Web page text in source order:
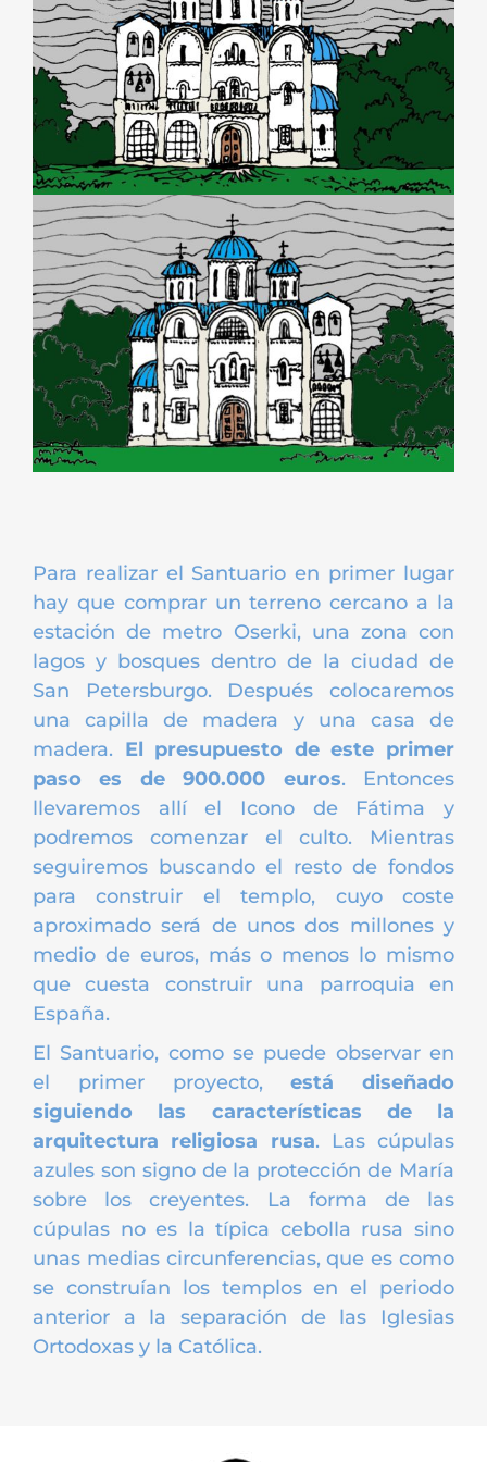
Para realizar el Santuario en primer lugar
hay que comprar un terreno cercano a la
estación de metro Oserki, una zona con
lagos y bosques dentro de la ciudad de
San Petersburgo. Después colocaremos
una capilla de madera y una casa de
madera. El presupuesto de este primer
paso es de 900.000 euros. Entonces
llevaremos allí el Icono de Fátima y
podremos comenzar el culto. Mientras
seguiremos buscando el resto de fondos
para construir el templo, cuyo coste
aproximado será de unos dos millones y
medio de euros, más o menos lo mismo
que cuesta construir una parroquia en
España.
El Santuario, como se puede observar en
el primer proyecto,está diseñado
siguiendo las características de la
arquitectura religiosa rusa. Las cúpulas
azules son signo de la protección de María
sobre los creyentes. La forma de las
cúpulas no es la típica cebolla rusa sino
unas medias circunferencias, que es como
se construían los templos en el periodo
anterior a la separación de las Iglesias
Ortodoxas y la Católica.